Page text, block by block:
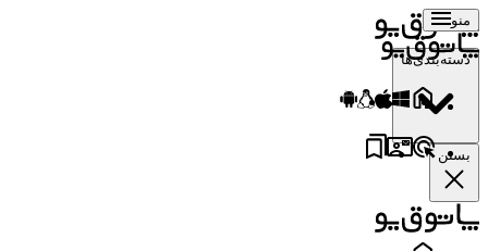
منو
دسته‌بندی‌ها
بستن